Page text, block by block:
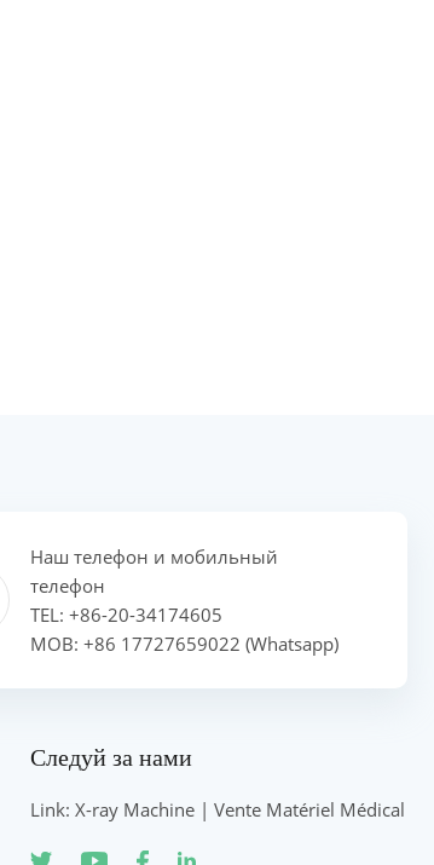
Наш телефон и мобильный
телефон
TEL: +86-20-34174605
MOB: +86 17727659022 (Whatsapp)
Следуй за нами
Link: X-ray Machine | Vente Matériel Médical